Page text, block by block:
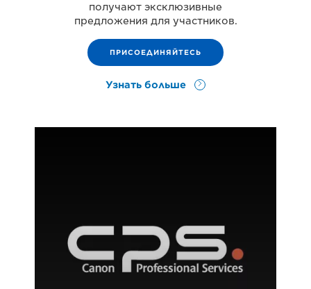
получают эксклюзивные
предложения для участников.
ПРИСОЕДИНЯЙТЕСЬ
Узнать больше